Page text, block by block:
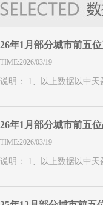
26年1月部分城市前五
TIME:2026/03/19
说明： 1、以上数据以中
26年1月部分城市前五
TIME:2026/03/19
说明： 1、以上数据以中